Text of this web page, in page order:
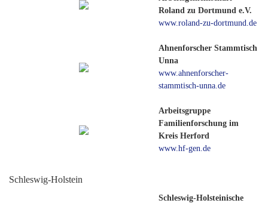
Roland zu Dortmund e.V.
www.roland-zu-dortmund.de
Ahnenforscher Stammtisch
Unna
www.ahnenforscher-
stammtisch-unna.de
Arbeitsgruppe
Familienforschung im
Kreis Herford
www.hf-gen.de
Schleswig-Holstein
Schleswig-Holsteinische